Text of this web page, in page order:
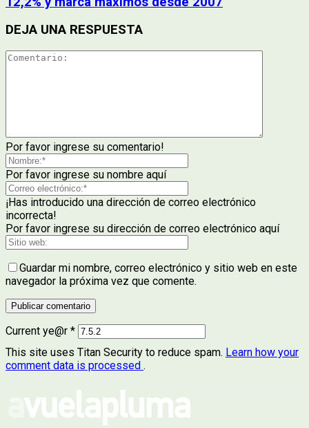
DEJA UNA RESPUESTA
Por favor ingrese su comentario!
Por favor ingrese su nombre aquí
¡Has introducido una dirección de correo electrónico
incorrecta!
Por favor ingrese su dirección de correo electrónico aquí
Guardar mi nombre, correo electrónico y sitio web en este
navegador la próxima vez que comente.
Current ye@r *
This site uses Titan Security to reduce spam. Learn how your
comment data is processed .